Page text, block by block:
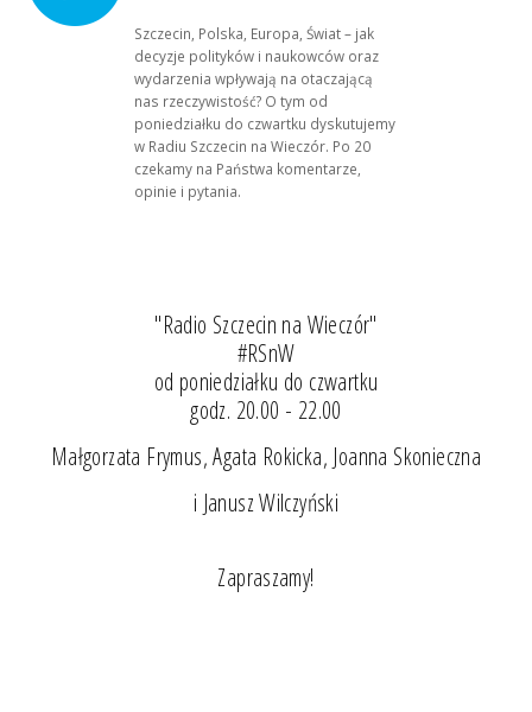
Szczecin, Polska, Europa, Świat – jak
decyzje polityków i naukowców oraz
wydarzenia wpływają na otaczającą
nas rzeczywistość? O tym od
poniedziałku do czwartku dyskutujemy
w Radiu Szczecin na Wieczór. Po 20
czekamy na Państwa komentarze,
opinie i pytania.
"Radio Szczecin na Wieczór"
#RSnW
od poniedziałku do czwartku
godz. 20.00 - 22.00
Małgorzata Frymus, Agata Rokicka, Joanna Skonieczna
i Janusz Wilczyński
Zapraszamy!